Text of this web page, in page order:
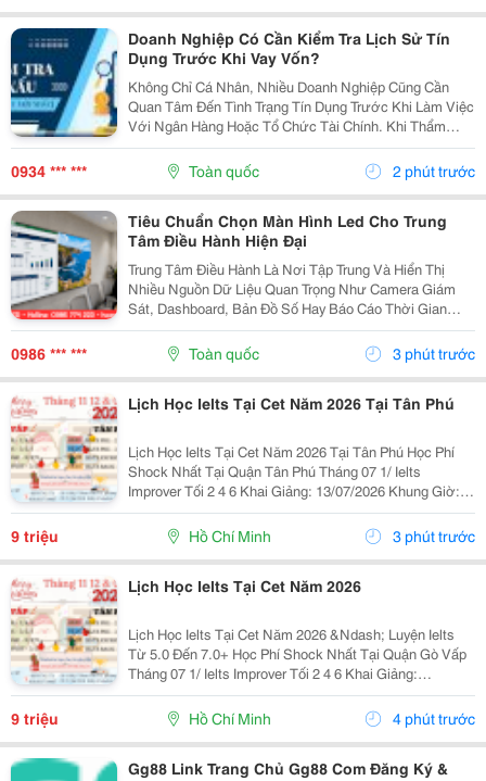
Doanh Nghiệp Có Cần Kiểm Tra Lịch Sử Tín
Dụng Trước Khi Vay Vốn?
Không Chỉ Cá Nhân, Nhiều Doanh Nghiệp Cũng Cần
Quan Tâm Đến Tình Trạng Tín Dụng Trước Khi Làm Việc
Với Ngân Hàng Hoặc Tổ Chức Tài Chính. Khi Thẩm
Định Hồ Sơ Vay Vốn, Ngoài Báo Cáo Tài Chính Và Tài
Sản Bảo Đảm, Ngân Hàng Còn Xem Xét Lịch Sử Tín
Dụng...
0934 *** *** Toàn quốc 2 phút trước
Tiêu Chuẩn Chọn Màn Hình Led Cho Trung
Tâm Điều Hành Hiện Đại
Trung Tâm Điều Hành Là Nơi Tập Trung Và Hiển Thị
Nhiều Nguồn Dữ Liệu Quan Trọng Như Camera Giám
Sát, Dashboard, Bản Đồ Số Hay Báo Cáo Thời Gian
Thực. Vì Vậy, Việc Lựa Chọn Màn Hình Led Phù Hợp Sẽ
Ảnh Hưởng Trực Tiếp Đến Hiệu Quả Giám Sát Và Khả
Năng...
0986 *** *** Toàn quốc 3 phút trước
Lịch Học Ielts Tại Cet Năm 2026 Tại Tân Phú
Lịch Học Ielts Tại Cet Năm 2026 Tại Tân Phú Học Phí
Shock Nhất Tại Quận Tân Phú Tháng 07 1/ Ielts
Improver Tối 2 4 6 Khai Giảng: 13/07/2026 Khung Giờ:
18:00 Đến 21:00 Học Phí Ưu Đãi 5% Khi Đăng Ký 2/ Ielts
Basic Tối 3 5 7 Khai...
9 triệu Hồ Chí Minh 3 phút trước
Lịch Học Ielts Tại Cet Năm 2026
Lịch Học Ielts Tại Cet Năm 2026 &Ndash; Luyện Ielts
Từ 5.0 Đến 7.0+ Học Phí Shock Nhất Tại Quận Gò Vấp
Tháng 07 1/ Ielts Improver Tối 2 4 6 Khai Giảng:
13/07/2026 Khung Giờ: 18:00 Đến 21:00 Học Phí Ưu Đãi
5% Khi Đăng Ký 2/ Ielts...
9 triệu Hồ Chí Minh 4 phút trước
Gg88 Link Trang Chủ Gg88 Com Đăng Ký &